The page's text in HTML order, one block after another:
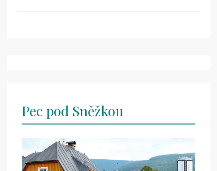
navigation
Pec pod Sněžkou